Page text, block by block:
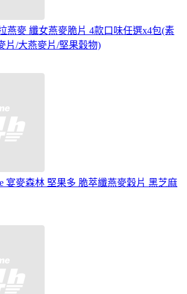
燕麥 纖女燕麥脆片 4款口味任選x4包(素
片/大燕麥片/堅果穀物)
宴麥森林 堅果多 脆萃纖燕麥穀片 黑芝麻